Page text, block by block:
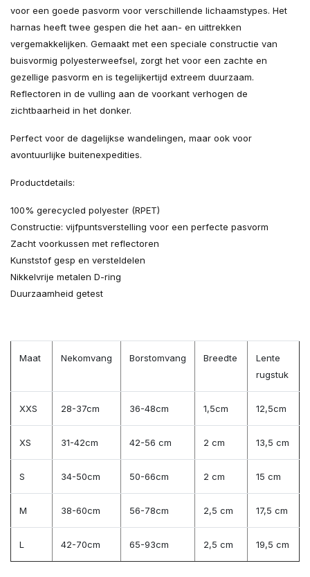
voor een goede pasvorm voor verschillende lichaamstypes. Het
harnas heeft twee gespen die het aan- en uittrekken
vergemakkelijken. Gemaakt met een speciale constructie van
buisvormig polyesterweefsel, zorgt het voor een zachte en
gezellige pasvorm en is tegelijkertijd extreem duurzaam.
Reflectoren in de vulling aan de voorkant verhogen de
zichtbaarheid in het donker.
Perfect voor de dagelijkse wandelingen, maar ook voor
avontuurlijke buitenexpedities.
Productdetails:
100% gerecycled polyester (RPET)
Constructie: vijfpuntsverstelling voor een perfecte pasvorm
Zacht voorkussen met reflectoren
Kunststof gesp en versteldelen
Nikkelvrije metalen D-ring
Duurzaamheid getest
Maat Nekomvang Borstomvang Breedte
Lente
rugstuk
XXS 28-37cm 36-48cm 1,5cm 12,5cm
XS 31-42cm 42-56 cm 2 cm 13,5 cm
S 34-50cm 50-66cm 2 cm 15 cm
M 38-60cm 56-78cm 2,5 cm 17,5 cm
L 42-70cm 65-93cm 2,5 cm 19,5 cm